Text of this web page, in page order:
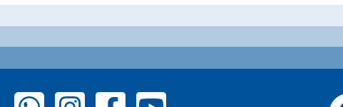
zu WhatsAppzu Instagramzu Facebook
zu YouTube